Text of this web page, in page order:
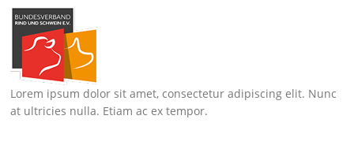
Lorem ipsum dolor sit amet, consectetur adipiscing elit. Nunc
at ultricies nulla. Etiam ac ex tempor.